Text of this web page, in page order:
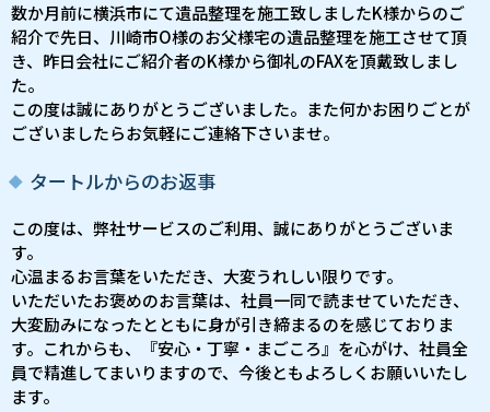
数か月前に横浜市にて遺品整理を施工致しましたK様からのご
紹介で先日、川崎市O様のお父様宅の遺品整理を施工させて頂
き、昨日会社にご紹介者のK様から御礼のFAXを頂戴致しまし
た。
この度は誠にありがとうございました。また何かお困りごとが
ございましたらお気軽にご連絡下さいませ。
タートルからのお返事
この度は、弊社サービスのご利用、誠にありがとうございま
す。
心温まるお言葉をいただき、大変うれしい限りです。
いただいたお褒めのお言葉は、社員一同で読ませていただき、
大変励みになったとともに身が引き締まるのを感じておりま
す。これからも、『安心・丁寧・まごころ』を心がけ、社員全
員で精進してまいりますので、今後ともよろしくお願いいたし
ます。